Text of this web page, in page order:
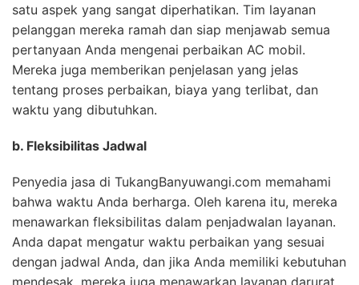
satu aspek yang sangat diperhatikan. Tim layanan
pelanggan mereka ramah dan siap menjawab semua
pertanyaan Anda mengenai perbaikan AC mobil.
Mereka juga memberikan penjelasan yang jelas
tentang proses perbaikan, biaya yang terlibat, dan
waktu yang dibutuhkan.
b. Fleksibilitas Jadwal
Penyedia jasa di TukangBanyuwangi.com memahami
bahwa waktu Anda berharga. Oleh karena itu, mereka
menawarkan fleksibilitas dalam penjadwalan layanan.
Anda dapat mengatur waktu perbaikan yang sesuai
dengan jadwal Anda, dan jika Anda memiliki kebutuhan
mendesak, mereka juga menawarkan layanan darurat